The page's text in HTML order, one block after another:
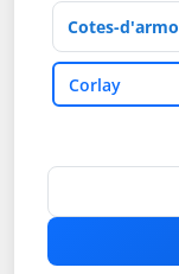
Département
VilleCorlay